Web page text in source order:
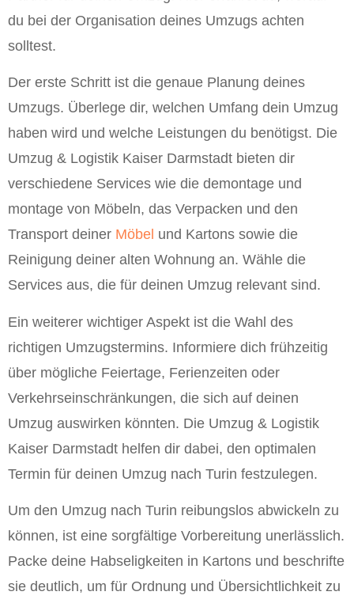
du bei der Organisation deines Umzugs achten
solltest.
Der erste Schritt ist die genaue Planung deines
Umzugs. Überlege dir, welchen Umfang dein Umzug
haben wird und welche Leistungen du benötigst. Die
Umzug & Logistik Kaiser Darmstadt bieten dir
verschiedene Services wie die demontage und
montage von Möbeln, das Verpacken und den
Transport deiner Möbel und Kartons sowie die
Reinigung deiner alten Wohnung an. Wähle die
Services aus, die für deinen Umzug relevant sind.
Ein weiterer wichtiger Aspekt ist die Wahl des
richtigen Umzugstermins. Informiere dich frühzeitig
über mögliche Feiertage, Ferienzeiten oder
Verkehrseinschränkungen, die sich auf deinen
Umzug auswirken könnten. Die Umzug & Logistik
Kaiser Darmstadt helfen dir dabei, den optimalen
Termin für deinen Umzug nach Turin festzulegen.
Um den Umzug nach Turin reibungslos abwickeln zu
können, ist eine sorgfältige Vorbereitung unerlässlich.
Packe deine Habseligkeiten in Kartons und beschrifte
sie deutlich, um für Ordnung und Übersichtlichkeit zu